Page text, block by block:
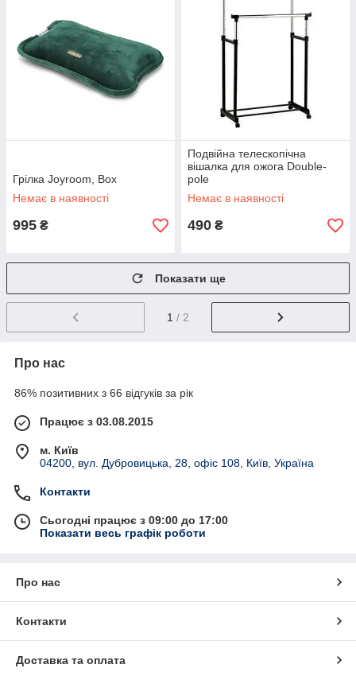
Грілка Joyroom, Box
Немає в наявності
995 ₴
Подвійна телескопічна
вішалка для ожога Double-
pole
Немає в наявності
490 ₴
Показати ще
1 / 2
Про нас
86% позитивних з 66 відгуків за рік
Працює з 03.08.2015
м. Київ
04200, вул. Дубровицька, 28, офіс 108, Київ, Україна
Контакти
Сьогодні працює з 09:00 до 17:00
Показати весь графік роботи
Про нас
Контакти
Доставка та оплата